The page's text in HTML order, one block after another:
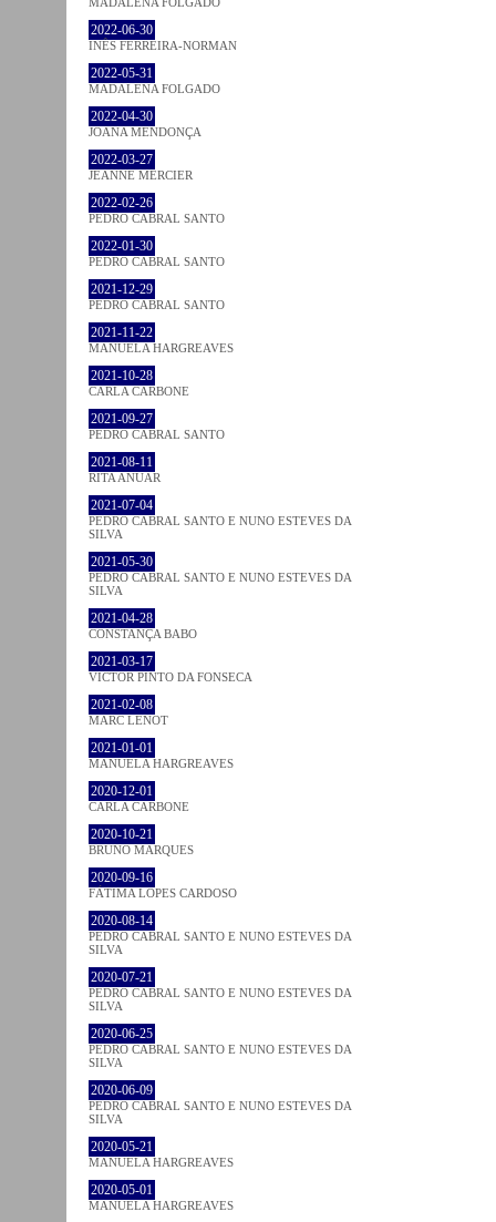
2022-06-30
INÊS FERREIRA-NORMAN
2022-05-31
MADALENA FOLGADO
2022-04-30
JOANA MENDONÇA
2022-03-27
JEANNE MERCIER
2022-02-26
PEDRO CABRAL SANTO
2022-01-30
PEDRO CABRAL SANTO
2021-12-29
PEDRO CABRAL SANTO
2021-11-22
MANUELA HARGREAVES
2021-10-28
CARLA CARBONE
2021-09-27
PEDRO CABRAL SANTO
2021-08-11
RITA ANUAR
2021-07-04
PEDRO CABRAL SANTO E NUNO ESTEVES DA
SILVA
2021-05-30
PEDRO CABRAL SANTO E NUNO ESTEVES DA
SILVA
2021-04-28
CONSTANÇA BABO
2021-03-17
VICTOR PINTO DA FONSECA
2021-02-08
MARC LENOT
2021-01-01
MANUELA HARGREAVES
2020-12-01
CARLA CARBONE
2020-10-21
BRUNO MARQUES
2020-09-16
FÁTIMA LOPES CARDOSO
2020-08-14
PEDRO CABRAL SANTO E NUNO ESTEVES DA
SILVA
2020-07-21
PEDRO CABRAL SANTO E NUNO ESTEVES DA
SILVA
2020-06-25
PEDRO CABRAL SANTO E NUNO ESTEVES DA
SILVA
2020-06-09
PEDRO CABRAL SANTO E NUNO ESTEVES DA
SILVA
2020-05-21
MANUELA HARGREAVES
2020-05-01
MANUELA HARGREAVES